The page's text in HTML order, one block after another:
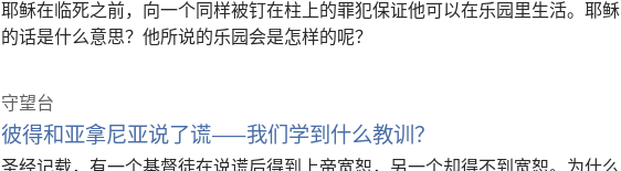
耶稣在临死之前，向一个同样被钉在柱上的罪犯保证他可以在乐园里生活。耶稣
的话是什么意思？他所说的乐园会是怎样的呢？
守望台
彼得和亚拿尼亚说了谎——我们学到什么教训？